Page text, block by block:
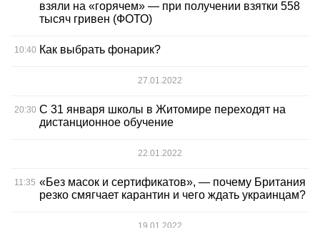
взяли на «горячем» — при получении взятки 558
тысяч гривен (ФОТО)
10:40 Как выбрать фонарик?
27.01.2022
20:30 С 31 января школы в Житомире переходят на
дистанционное обучение
22.01.2022
11:35 «Без масок и сертификатов», — почему Британия
резко смягчает карантин и чего ждать украинцам?
19.01.2022